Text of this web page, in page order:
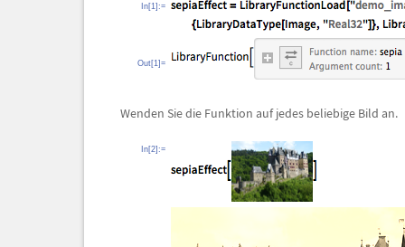
In[1]:=
Out[1]=
Wenden Sie die Funktion auf jedes beliebige Bild an.
In[2]:=